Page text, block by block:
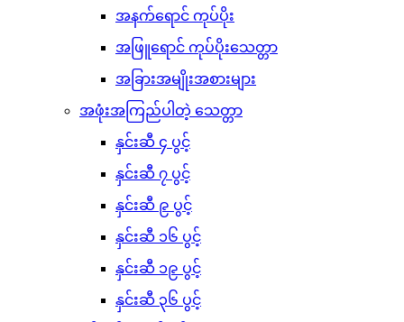
အနက်ရောင် ကုပ်ပိုး
အဖြူရောင် ကုပ်ပိုးသေတ္တာ
အခြားအမျိုးအစားများ
အဖုံးအကြည်ပါတဲ့ သေတ္တာ
နှင်းဆီ ၄ ပွင့်
နှင်းဆီ ၇ ပွင့်
နှင်းဆီ ၉ ပွင့်
နှင်းဆီ ၁၆ ပွင့်
နှင်းဆီ ၁၉ ပွင့်
နှင်းဆီ ၃၆ ပွင့်